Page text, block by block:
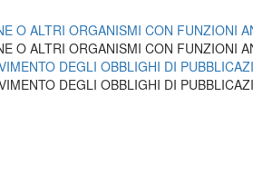
O ALTRI ORGANISMI CON FUNZIONI
O ALTRI ORGANISMI CON FUNZIONI
DEGLI OBBLIGHI DI
DEGLI OBBLIGHI DI